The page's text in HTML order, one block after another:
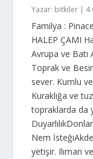
Yazar: bitkiler | 4
Familya :
HALEP ÇAMI
Avrupa ve Batı
Toprak ve
sever. Kumlu
Kuraklığa ve
topraklarda da
Nem
yetişir. Ilıman